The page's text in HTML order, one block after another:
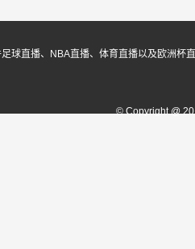
球直播、NBA直播、体育直播以及欧洲
© Copyright @